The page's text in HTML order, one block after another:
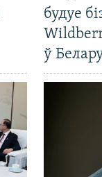
будуе
ў